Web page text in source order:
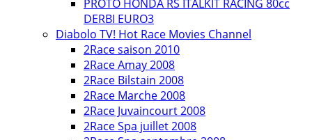
PROTO HONDA RS ITALKIT RACING 80cc
DERBI EURO3
Diabolo TV! Hot Race Movies Channel
2Race saison 2010
2Race Amay 2008
2Race Bilstain 2008
2Race Marche 2008
2Race Juvaincourt 2008
2Race Spa juillet 2008